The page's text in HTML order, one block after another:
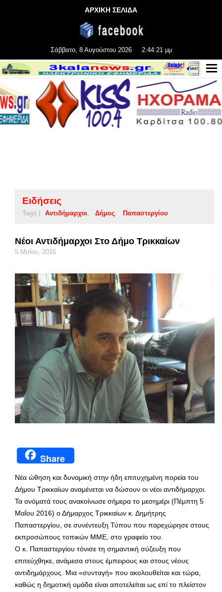
ΑΡΧΙΚΗ ΣΕΛΙΔΑ
Σάββατο, 8 Αυγούστου 2026 2:44:22 μμ
Ειδήσεις
Tags | Αντιδήμαρχοι Δήμος Παπαστεργίου
Νέοι Αντιδήμαρχοι Στο Δήμο Τρικκαίων
5 Μαΐου, 2016
Share
Νέα ώθηση και δυναμική στην ήδη επιτυχημένη πορεία του
Δήμου Τρικκαίων αναμένεται να δώσουν οι νέοι αντιδήμαρχοι.
Τα ονόματά τους ανακοίνωσε σήμερα το μεσημέρι (Πέμπτη 5
Μαΐου 2016) ο Δήμαρχος Τρικκαίων κ. Δημήτρης
Παπαστεργίου, σε συνέντευξη Τύπου που παρεχώρησε στους
εκπροσώπους τοπικών ΜΜΕ, στο γραφείο του.
Ο κ. Παπαστεργίου τόνισε τη σημαντική σύζευξη που
επιτεύχθηκε, ανάμεσα στους έμπειρους και στους νέους
αντιδημάρχους. Μια «συνταγή» που ακολουθείται και τώρα,
καθώς η δημοτική ομάδα είναι αποτελείται ως επί το πλείστον